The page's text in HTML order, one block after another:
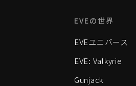
EVEの世界
EVEユニバース
EVE: Valkyrie
Gunjack